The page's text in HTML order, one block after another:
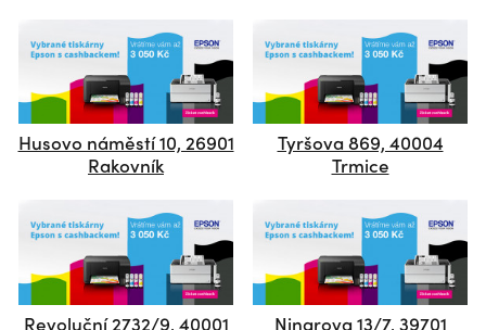
Husovo náměstí 10, 26901
Rakovník
Tyršova 869, 40004
Trmice
Revoluční 2732/9, 40001
Ningrova 13/7, 39701